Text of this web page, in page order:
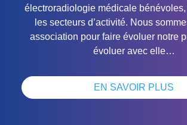
électroradiologie médicale
les secteurs d’activité. Nous
association pour faire évoluer notre
évoluer avec elle…
EN SAVOIR PLUS